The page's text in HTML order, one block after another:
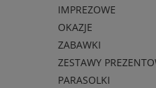
IMPREZOWE
OKAZJE
ZABAWKI
ZESTAWY
PARASOLKI